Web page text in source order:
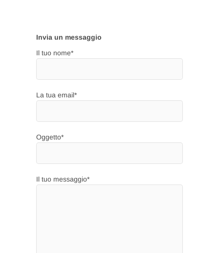
Invia un messaggio
Il tuo nome*
La tua email*
Oggetto*
Il tuo messaggio*